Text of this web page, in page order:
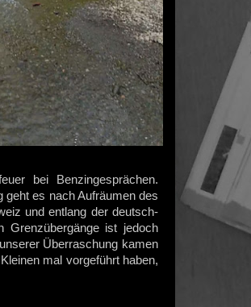
bei Benzingesprächen.
geht es nach Aufräumen des
und entlang der deutsch-
Grenzübergänge ist jedoch
Überraschung kamen
mal vorgeführt haben,